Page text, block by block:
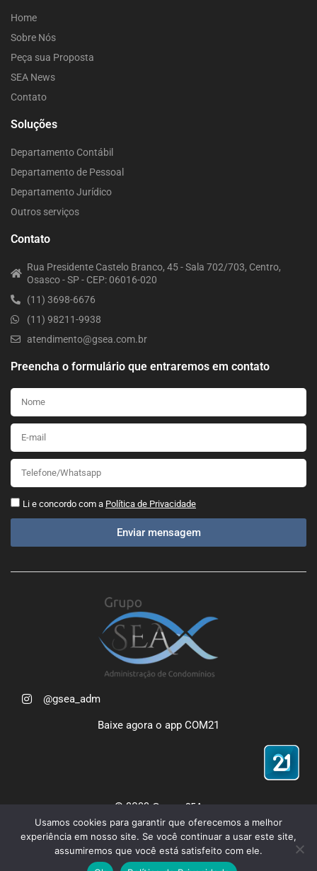
Home
Sobre Nós
Peça sua Proposta
SEA News
Contato
Soluções
Departamento Contábil
Departamento de Pessoal
Departamento Jurídico
Outros serviços
Contato
Rua Presidente Castelo Branco, 45 - Sala 702/703, Centro,
Osasco - SP - CEP: 06016-020
(11) 3698-6676
(11) 98211-9938
atendimento@gsea.com.br
Preencha o formulário que entraremos em contato
Li e concordo com a Política de Privacidade
Enviar mensagem
@gsea_adm
Baixe agora o app COM21
© 2022 Grupo SEA
Política de Privacidade
Site para Administradoras de Condomínio - Feito com 🧡
Usamos cookies para garantir que oferecemos a melhor
experiência em nosso site. Se você continuar a usar este site,
assumiremos que você está satisfeito com ele.